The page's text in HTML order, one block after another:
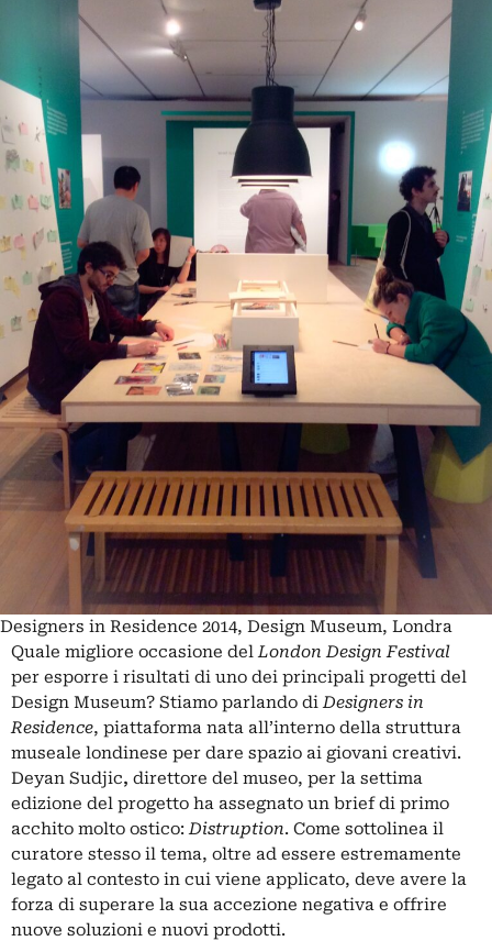
Designers in Residence 2014, Design Museum, Londra
Quale migliore occasione delLondon Design Festival
per esporre i risultati di uno dei principali progetti del
Design Museum? Stiamo parlando diDesigners in
Residence, piattaforma nata all’interno della struttura
museale londinese per dare spazio ai giovani creativi.
Deyan Sudjic, direttore del museo, per la settima
edizione del progetto ha assegnato un brief di primo
acchito molto ostico:Distruption. Come sottolinea il
curatore stesso il tema, oltre ad essere estremamente
legato al contesto in cui viene applicato, deve avere la
forza di superare la sua accezione negativa e offrire
nuove soluzioni e nuovi prodotti.